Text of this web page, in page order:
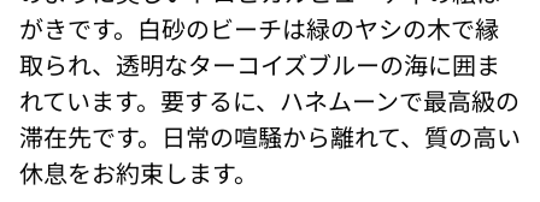
なプ
ライ
ベー
トレ
ジデ
ン
ス、
ムラ
カに
がきです。白砂のビーチは緑のヤシの木で縁
取られ、透明なターコイズブルーの海に囲ま
れています。要するに、ハネムーンで最高級の
滞在先です。日常の喧騒から離れて、質の高い
休息をお約束します。